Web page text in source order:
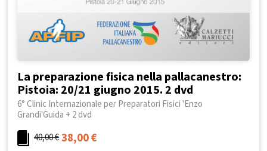
La preparazione fisica nella pallacanestro:
Pistoia: 20/21 giugno 2015. 2 dvd
6° Clinic Internazionale per Preparatori Fisici 'Enzo
Grandi'Guida + 2 dvd
40,00€38,00€